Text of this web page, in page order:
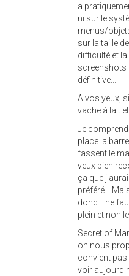
a
ni sur le
menus/
sur la taille
difficulté et la
screenshots
définitive...
A vos yeux,
vache à lait
Je
place la
fassent le
veux bien
ça que
préféré...
donc... ne
plein et non
Secret of
on nous
convient pas
voir